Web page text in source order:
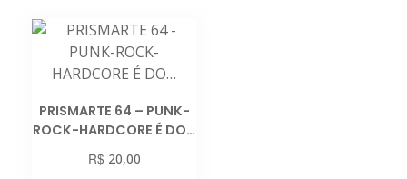
PRISMARTE 64 – PUNK-
ROCK-HARDCORE É DO…
R$ 20,00